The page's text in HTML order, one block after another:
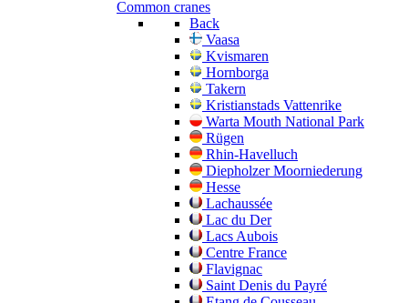
Common cranes
Back
Vaasa
Kvismaren
Hornborga
Takern
Kristianstads Vattenrike
Warta Mouth National Park
Rügen
Rhin-Havelluch
Diepholzer Moorniederung
Hesse
Lachaussée
Lac du Der
Lacs Aubois
Centre France
Flavignac
Saint Denis du Payré